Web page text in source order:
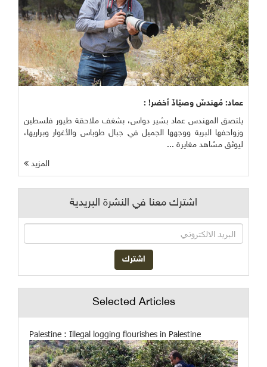
عماد: مُهندسٌ وصيّادٌ أخضر! :
يلتصق المهندس عماد بشير دواس، بشغف ملاحقة طيور فلسطين
وزواحفها البرية ووجهها الجميل في جبال طوباس والأغوار وبراريها،
ليوثق مشاهد مغايرة ...
المزيد
اشترك معنا في النشرة البريدية
Selected Articles
Palestine : Illegal logging flourishes in Palestine